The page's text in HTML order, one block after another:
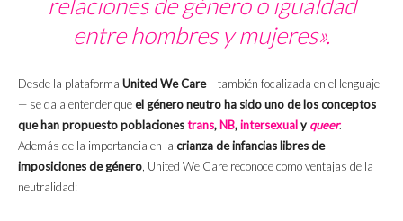
entre hombres y mujeres».
Desde la plataforma United We Care—también focalizada en el lenguaje
— se da a entender queel género neutro ha sido uno de los conceptos
que han propuesto poblacionestrans, NB,intersexualy queer.
Además de la importancia en la crianza de infancias libres de
imposiciones de género, United We Care reconoce como ventajas de la
neutralidad: